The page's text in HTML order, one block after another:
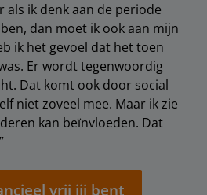
als ik denk aan de periode
dan moet ik ook aan mijn
ik het gevoel dat het toen
Er wordt tegenwoordig
Dat komt ook door social
niet zoveel mee. Maar ik zie
kan beïnvloeden. Dat
vrij jij bent